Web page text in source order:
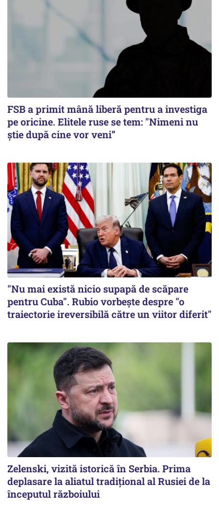
FSB a primit mână liberă pentru a investiga
pe oricine. Elitele ruse se tem: "Nimeni nu
știe după cine vor veni”
"Nu mai există nicio supapă de scăpare
pentru Cuba". Rubio vorbește despre "o
traiectorie ireversibilă către un viitor diferit"
Zelenski, vizită istorică în Serbia. Prima
deplasare la aliatul tradițional al Rusiei de la
începutul războiului